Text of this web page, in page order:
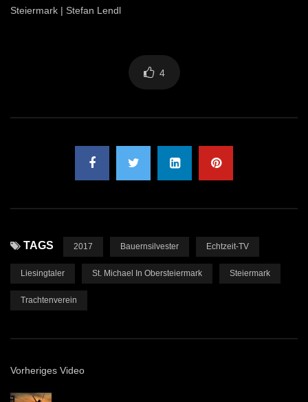
Steiermark | Stefan Lendl
4
TAGS 2017 Bauernsilvester Echtzeit-TV
Liesingtaler St. Michael In Obersteiermark Steiermark
Trachtenverein
Vorheriges Video